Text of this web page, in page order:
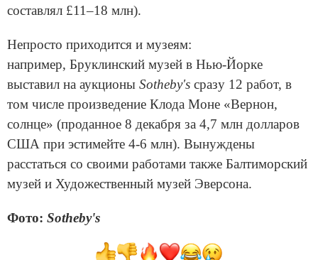
составлял £11–18 млн).
Непросто приходится и музеям:
например, Бруклинский музей в Нью-Йорке
выставил на аукционы Sotheby's сразу 12 работ, в
том числе произведение Клода Моне «Вернон,
солнце» (проданное 8 декабря за 4,7 млн долларов
США при эстимейте 4-6 млн). Вынуждены
расстаться со своими работами также Балтиморский
музей и Художественный музей Эверсона.
Фото: Sotheby's